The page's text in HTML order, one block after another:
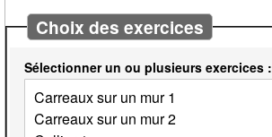
Choix des exercices
Sélectionner un ou plusieurs exercices :